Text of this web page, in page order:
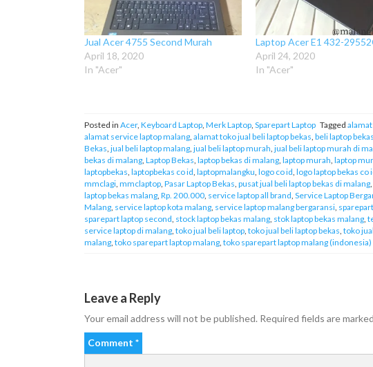
Jual Acer 4755 Second Murah
April 18, 2020
In "Acer"
Laptop Acer E1 432-
April 24, 2020
In "Acer"
Posted in Acer, Keyboard Laptop Merk Laptop Sparepart Laptop Tagged
alamat service laptop malang alamat toko jual beli laptop bekas beli laptop
Bekas jual beli laptop malang jual beli laptop murah jual beli laptop murah di
bekas di malang Laptop Bekas laptop bekas di malang laptop murah laptop
laptopbekas laptopbekas co id laptopmalangku logo co id logo laptop bekas co
mmclagi mmclaptop Pasar Laptop Bekas pusat jual beli laptop bekas di malang
laptop bekas malang Rp. 200.000 service laptop all brand Service Laptop
Malang service laptop kota malang service laptop malang bergaransi
sparepart laptop second stock laptop bekas malang stok laptop bekas malang
service laptop di malang toko jual beli laptop toko jual beli laptop bekas toko
malang toko sparepart laptop malang toko sparepart laptop malang (indonesia)
Leave a Reply
Your email address will not be published. Required fields are marked
Comment *